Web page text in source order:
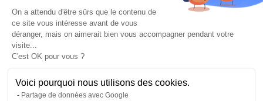
À L'HORIZON 2025
On a attendu d'être sûrs que le contenu de
ce site vous intéresse avant de vous
déranger, mais on aimerait bien vous accompagner pendant votre
visite...
C'est OK pour vous ?
Voici pourquoi nous utilisons des cookies.
Partage de données avec Google